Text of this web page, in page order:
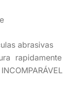
abrasivas
rapidamente